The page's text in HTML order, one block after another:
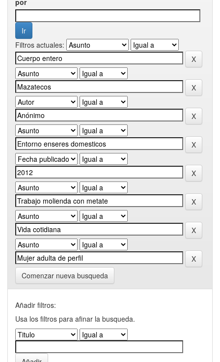
por
Filtros actuales:
Comenzar nueva busqueda
Añadir filtros:
Usa los filtros para afinar la busqueda.